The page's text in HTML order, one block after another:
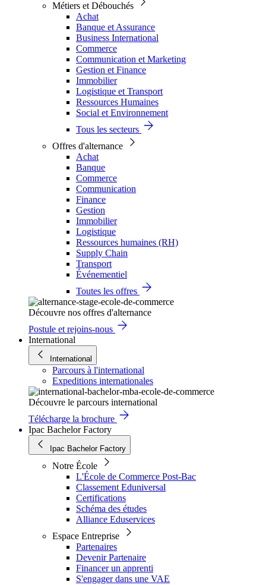
Métiers et Débouchés
Achat
Banque et Assurance
Business International
Commerce
Communication et Marketing
Gestion et Finance
Immobilier
Logistique et Transport
Ressources Humaines
Social et Environnement
Tous les secteurs
Offres d'alternance
Achat
Banque
Commerce
Communication
Finance
Gestion
Immobilier
Logistique
Ressources humaines (RH)
Supply Chain
Transport
Événementiel
Toutes les offres
Découvre nos offres d'alternance
Postule et rejoins-nous
International
International
Parcours à l'international
Expeditions internationales
Découvre le parcours international
Télécharge la brochure
Ipac Bachelor Factory
Ipac Bachelor Factory
Notre École
L'École de Commerce Post-Bac
Classement Eduniversal
Certifications
Schéma des études
Alliance Eduservices
Espace Entreprise
Partenaires
Devenir Partenaire
Financer un apprenti
S'engager dans une VAE